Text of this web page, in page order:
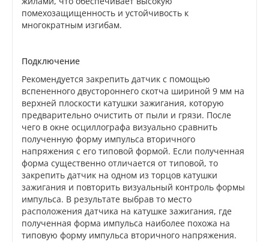
помехозащищенность и устойчивость к
многократным изгибам.
Подключение
Рекомендуется закрепить датчик с помощью
вспененного двустороннего скотча шириной 9 мм на
верхней плоскости катушки зажигания, которую
предварительно очистить от пыли и грязи. После
чего в окне осциллографа визуально сравнить
полученную форму импульса вторичного
напряжения с его типовой формой. Если полученная
форма существенно отличается от типовой, то
закрепить датчик на одном из торцов катушки
зажигания и повторить визуальный контроль формы
импульса. В результате выбрав то место
расположения датчика на катушке зажигания, где
полученная форма импульса наиболее похожа на
типовую форму импульса вторичного напряжения.